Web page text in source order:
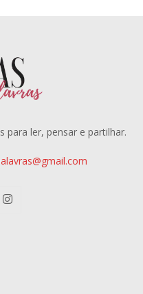
para ler, pensar e partilhar.